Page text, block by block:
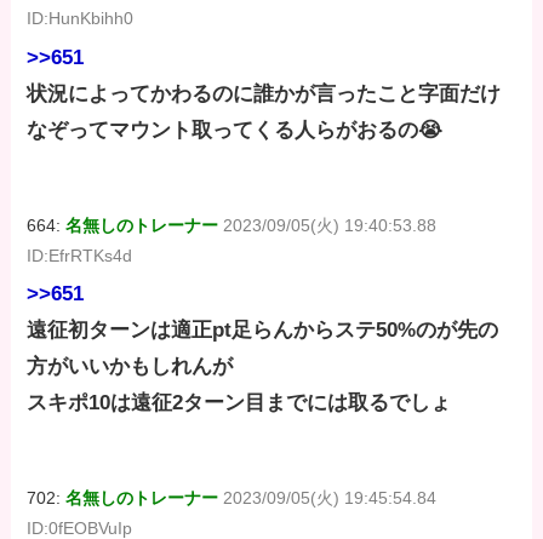
ID:HunKbihh0
>>651
状況によってかわるのに誰かが言ったこと字面だけ
なぞってマウント取ってくる人らがおるの😭
664:名無しのトレーナー 2023/09/05(火) 19:40:53.88
ID:EfrRTKs4d
>>651
遠征初ターンは適正pt足らんからステ50%のが先の
方がいいかもしれんが
スキポ10は遠征2ターン目までには取るでしょ
702:名無しのトレーナー 2023/09/05(火) 19:45:54.84
ID:0fEOBVuIp